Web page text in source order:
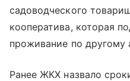
садоводческого
кооператива, которая
проживание по другому
Ранее ЖКХ назвало